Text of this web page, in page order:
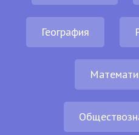
География